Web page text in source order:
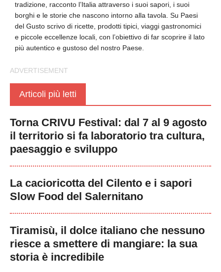
tradizione, racconto l’Italia attraverso i suoi sapori, i suoi
borghi e le storie che nascono intorno alla tavola. Su Paesi
del Gusto scrivo di ricette, prodotti tipici, viaggi gastronomici
e piccole eccellenze locali, con l’obiettivo di far scoprire il lato
più autentico e gustoso del nostro Paese.
Articoli più letti
Torna CRIVU Festival: dal 7 al 9 agosto
il territorio si fa laboratorio tra cultura,
paesaggio e sviluppo
La cacioricotta del Cilento e i sapori
Slow Food del Salernitano
Tiramisù, il dolce italiano che nessuno
riesce a smettere di mangiare: la sua
storia è incredibile